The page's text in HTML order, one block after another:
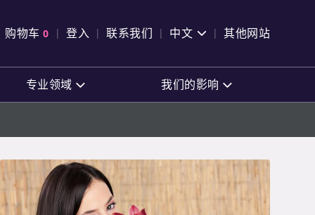
Search
购物车 0
查看购物车
登入 联系我们 中文 其他网站
专业领域 我们的影响